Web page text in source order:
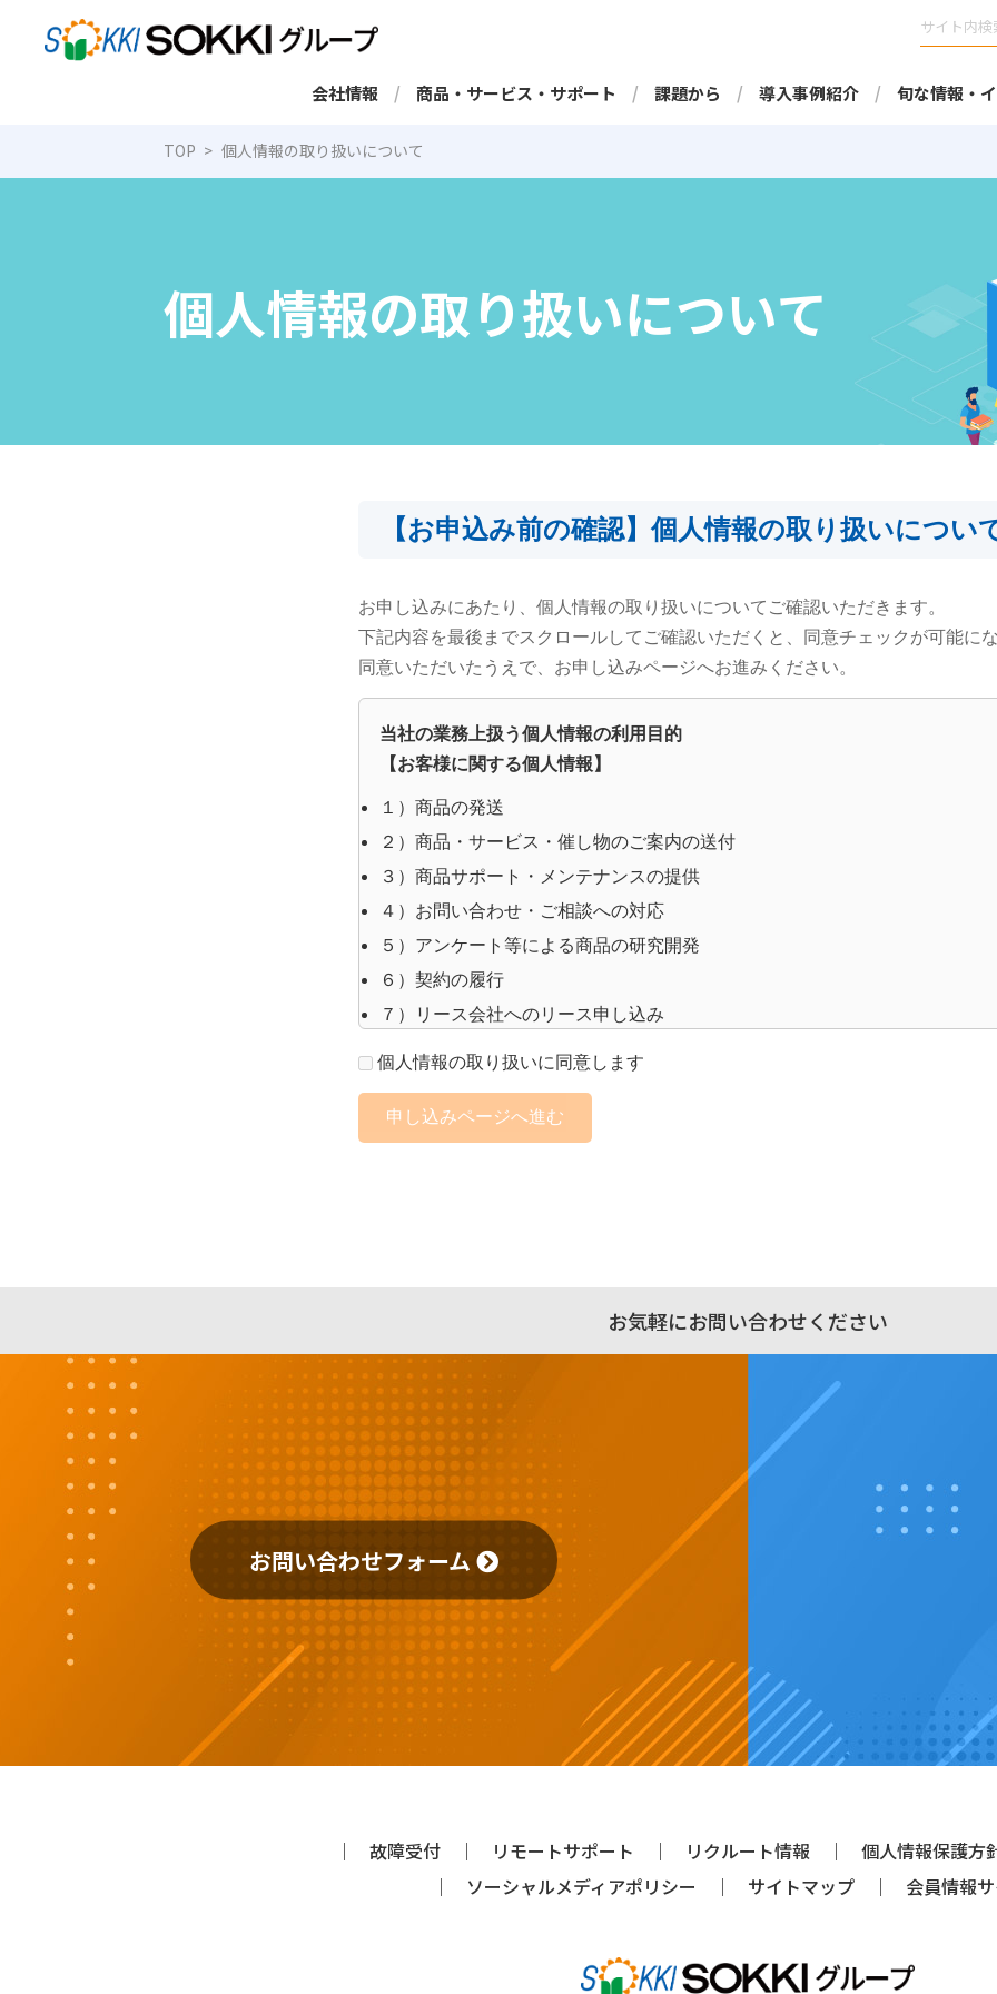
会社情報 商品・サービス・サポート 課題から 導入事例紹介 旬な情報・
TOP 個人情報の取り扱いについて
個人情報の取り扱いについて
【お申込み前の確認】個人情報の取り扱いについ
お申し込みにあたり、個人情報の取り扱いについてご確認いただきます。
下記内容を最後までスクロールしてご確認いただくと、同意チェックが可能にな
同意いただいたうえで、お申し込みページへお進みください。
当社の業務上扱う個人情報の利用目的
【お客様に関する個人情報】
１）商品の発送
２）商品・サービス・催し物のご案内の送付
３）商品サポート・メンテナンスの提供
４）お問い合わせ・ご相談への対応
５）アンケート等による商品の研究開発
６）契約の履行
７）リース会社へのリース申し込み
【取引先各社、他社の役員・社員等に関する個人情報】
１）業務上必要な諸連絡・商談等 ２）取引先情報管理、支払・収入処理
ご本人の承諾を得た範囲以外の第三者に、ご本人の個人情報の提供、開示等
ん。 但し、以下①～⑤の場合を除かせていただきます。
①法令の規程による場合
②人の生命、身体、財産の保護のために必要な場合で、ご本人の同意を得る
③公衆衛生の向上又は児童の健全な育成の推進のために特に必要がある場合
意を得ることが困難なとき
④国の機関若しくは地方公共団体又はその委託を受けたものが法令の定める
ことに対して協力する必要がある場合で、本人の同意を得ることにより当該
障を及ぼすおそれがあるとき
⑤特定した利用目的の達成に必要な範囲内で、個人情報の取扱いを委託する
して頂いております。
個人情報について、ご本人には利用目的の通知、開示、内容の訂正、追加又
個人情報の取り扱いに同意します
申し込みページへ進む
お気軽にお問い合わせください
お問い合わせフォーム
故障受付 リモートサポート リクルート情報 個人情報保護方
ソーシャルメディアポリシー
サイトマップ 会員情報